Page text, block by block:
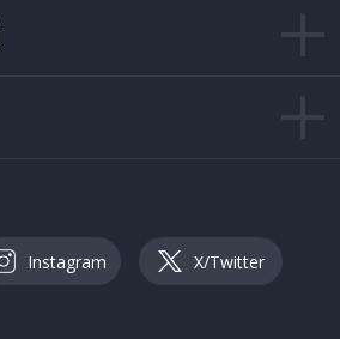
Instagram X/Twitter